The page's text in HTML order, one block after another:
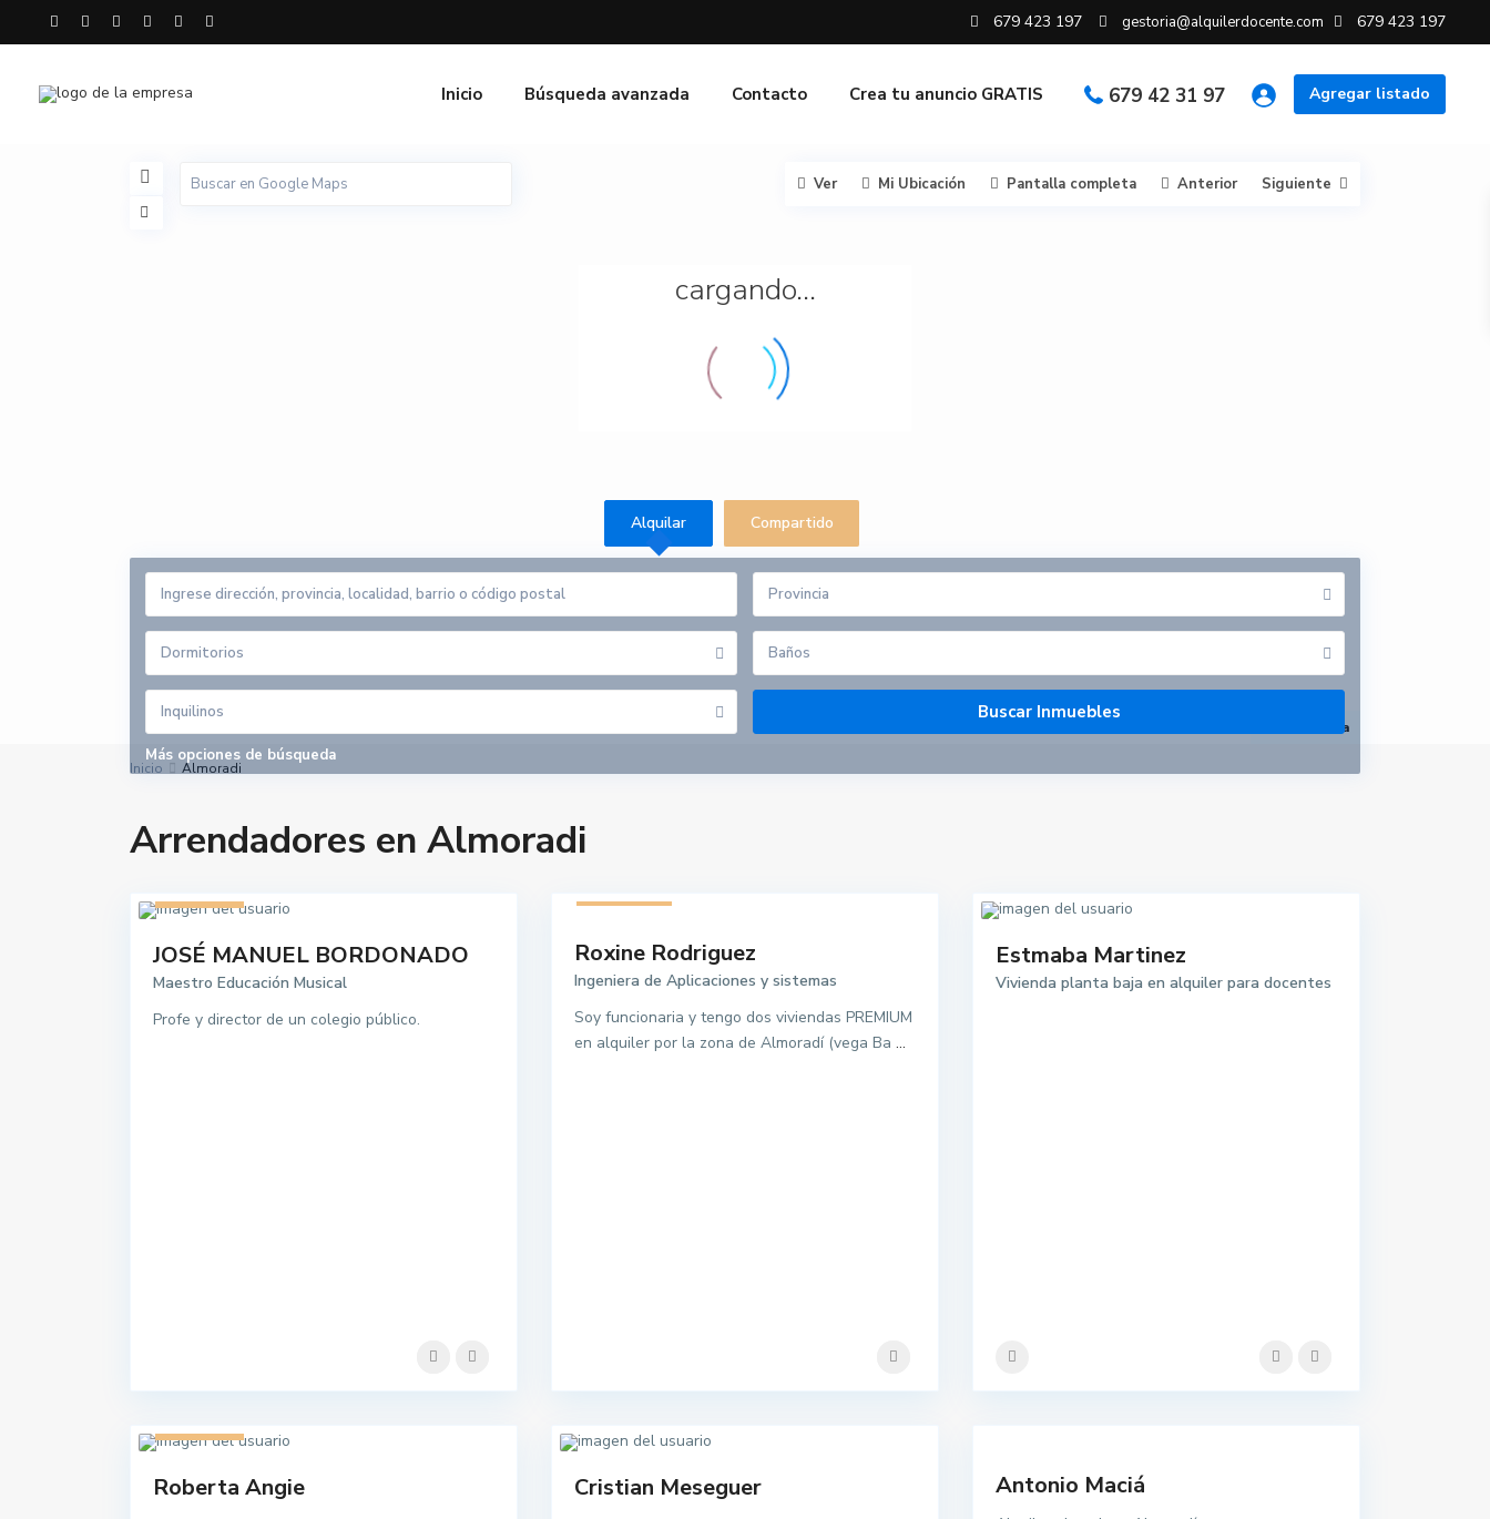
679 423 197 gestoria@alquilerdocente.com 679 423 197
Agregar listado
679 42 31 97
Inicio Búsqueda avanzada Contacto Crea tu anuncio GRATIS
cargando...
abrir mapa
Ver Mi Ubicación Pantalla completa Anterior Siguiente
Alquilar Compartido
Provincia
Dormitorios Baños
Inquilinos
Más opciones de búsqueda
Inicio Almoradi
Arrendadores en Almoradi
JOSÉ MANUEL BORDONADO
Maestro Educación Musical
Profe y director de un colegio público.
Roxine Rodriguez
Ingeniera de Aplicaciones y sistemas
Soy funcionaria y tengo dos viviendas PREMIUM
en alquiler por la zona de Almoradí (vega Ba ...
Estmaba Martinez
Vivienda planta baja en alquiler para docentes
Roberta Angie Cristian Meseguer Antonio Maciá